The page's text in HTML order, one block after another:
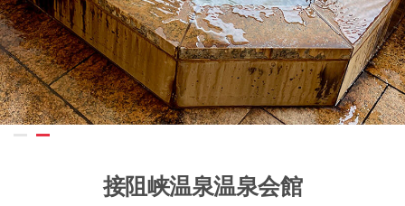
接阻峡温泉温泉会館